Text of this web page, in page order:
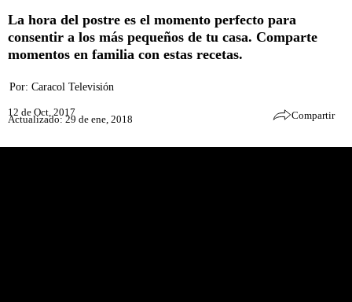
La hora del postre es el momento perfecto para
consentir a los más pequeños de tu casa. Comparte
momentos en familia con estas recetas.
Por: Caracol Televisión
12 de Oct, 2017
Actualizado: 29 de ene, 2018 Compartir